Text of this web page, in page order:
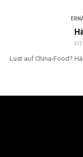
Lust auf China-Food?